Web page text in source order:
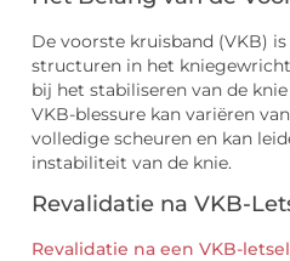
De voorste kruisband (VKB)
structuren in het
bij het stabiliseren van de
VKB-blessure kan variëren
volledige scheuren en kan
instabiliteit van de knie.
Revalidatie na VKB-
Revalidatie na een VKB-letsel